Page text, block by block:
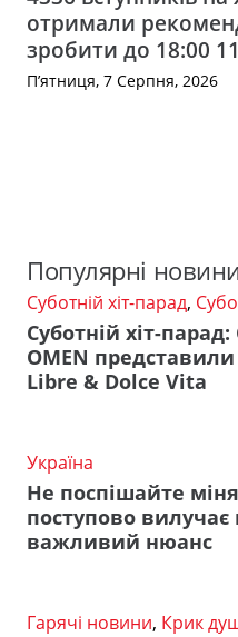
отримали
зробити до 18:00
П’ятниця, 7 Серпня, 2026
Популярні новини
Суботній хіт-парад,
Суботній хіт-парад:
OMEN
Libre & Dolce Vita
Україна
Не поспішайте
поступово вилучає
важливий нюанс
Гарячі новини, Крик